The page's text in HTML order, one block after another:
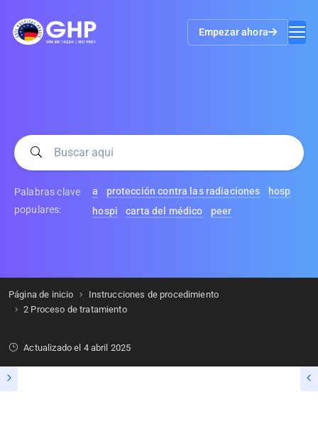
Empezar ahora
Palabras clave
populares:
a protección contra las radiaciones
hosp
hospi
carta del médico peer
Página de inicio
Instrucciones de procedimiento
2 Proceso de tratamiento
Actualizado el 4 abril 2025